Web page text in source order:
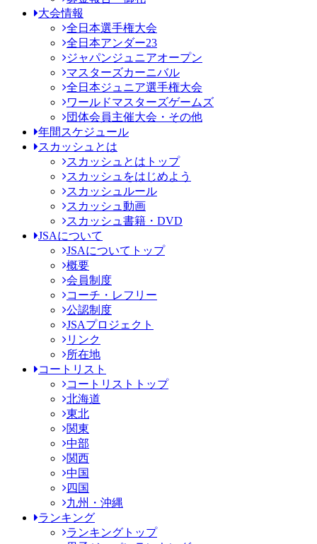
大会情報
全日本選手権大会
全日本アンダー23
ジャパンジュニアオープン
マスターズカーニバル
全日本ジュニア選手権大会
ワールドマスターズゲームズ
団体会員主催大会・その他
年間スケジュール
スカッシュとは
スカッシュとはトップ
スカッシュをはじめよう
スカッシュルール
スカッシュ動画
スカッシュ書籍・DVD
JSAについて
JSAについてトップ
概要
会員制度
コーチ・レフリー
公認制度
JSAプロジェクト
リンク
所在地
コートリスト
コートリストトップ
北海道
東北
関東
中部
関西
中国
四国
九州・沖縄
ランキング
ランキングトップ